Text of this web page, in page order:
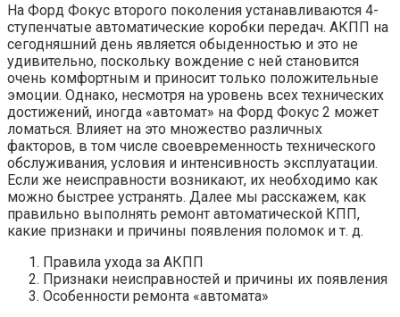
На Форд Фокус второго поколения устанавливаются 4-
ступенчатые автоматические коробки передач. АКПП на
сегодняшний день является обыденностью и это не
удивительно, поскольку вождение с ней становится
очень комфортным и приносит только положительные
эмоции. Однако, несмотря на уровень всех технических
достижений, иногда «автомат» на Форд Фокус 2 может
ломаться. Влияет на это множество различных
факторов, в том числе своевременность технического
обслуживания, условия и интенсивность эксплуатации.
Если же неисправности возникают, их необходимо как
можно быстрее устранять. Далее мы расскажем, как
правильно выполнять ремонт автоматической КПП,
какие признаки и причины появления поломок и т. д.
Правила ухода за АКПП
Признаки неисправностей и причины их появления
Особенности ремонта «автомата»